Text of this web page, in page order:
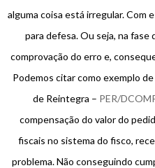
alguma coisa está irregular. Com
para defesa. Ou seja, na fase
comprovação do erro e,
Podemos citar como exemplo
de Reintegra – PER/
compensação do valor do
fiscais no sistema do fisco,
problema. Não conseguindo